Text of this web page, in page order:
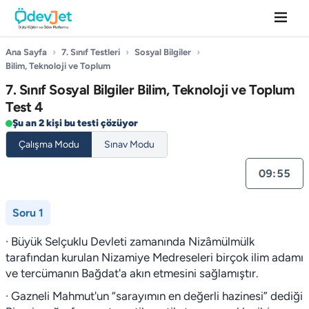
Ana Sayfa › 7. Sınıf Testleri › Sosyal Bilgiler ›
Bilim, Teknoloji ve Toplum
7. Sınıf Sosyal Bilgiler Bilim, Teknoloji ve Toplum
Test 4
Şu an 2 kişi bu testi çözüyor
Çalışma Modu
Sınav Modu
09:55
Soru 1
· Büyük Selçuklu Devleti zamanında Nizâmülmülk
tarafından kurulan Nizamiye Medreseleri birçok ilim adamı
ve tercümanın Bağdat'a akın etmesini sağlamıştır.
· Gazneli Mahmut'un “sarayımın en değerli hazinesi” dediği